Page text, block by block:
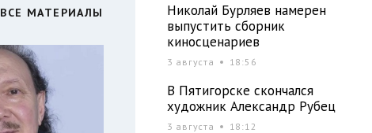
ВСЕ МАТЕРИАЛЫ
Николай Бурляев намерен
выпустить сборник
киносценариев
3 августа 18:56
В Пятигорске скончался
художник Александр Рубец
3 августа 18:12